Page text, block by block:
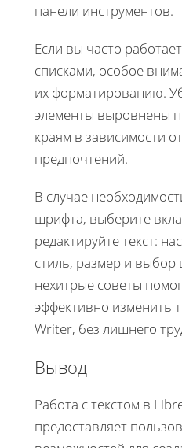
панели инструментов.
Если вы часто
списками, особое
их форматированию.
элементы выровнены
краям в зависимости
предпочтений.
В случае
шрифта, выберите
редактируйте текст:
стиль, размер и
нехитрые советы
эффективно изменить
Writer, без лишнего
Вывод
Работа с текстом в
предоставляет